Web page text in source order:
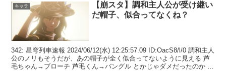
キャラ
【崩スタ】調和主人公が受け継い
だ帽子、似合ってなくね？
342: 星穹列車速報 2024/06/12(水) 12:25:57.09 ID:OacS8/l/0 調和主人
公のノリもそうだが、あの帽子が全く似合ってないように見える 芦
毛ちゃん→ブローチ 芦毛くん→バングル とかじゃダメだったのか つ